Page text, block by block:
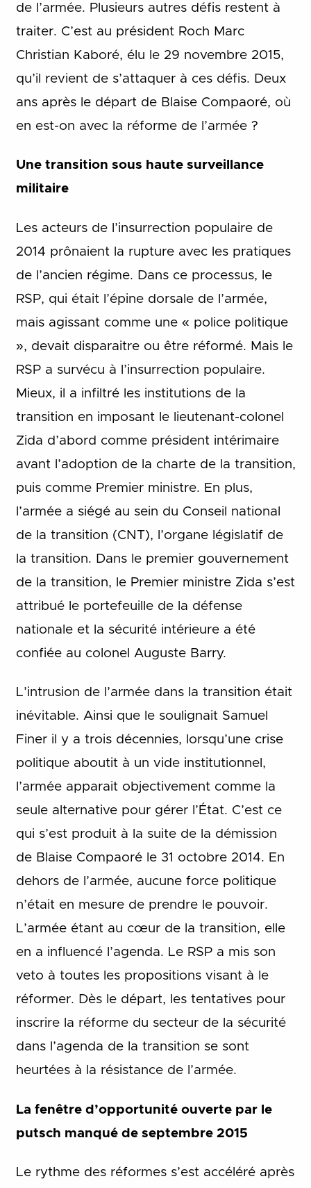
de l’armée. Plusieurs autres défis restent à
traiter. C’est au président Roch Marc
Christian Kaboré, élu le 29 novembre 2015,
qu’il revient de s’attaquer à ces défis. Deux
ans après le départ de Blaise Compaoré, où
en est-on avec la réforme de l’armée ?
Une transition sous haute surveillance
militaire
Les acteurs de l’insurrection populaire de
2014 prônaient la rupture avec les pratiques
de l’ancien régime. Dans ce processus, le
RSP, qui était l’épine dorsale de l’armée,
mais agissant comme une « police politique
», devait disparaitre ou être réformé. Mais le
RSP a survécu à l’insurrection populaire.
Mieux, il a infiltré les institutions de la
transition en imposant le lieutenant-colonel
Zida d’abord comme président intérimaire
avant l’adoption de la charte de la transition,
puis comme Premier ministre. En plus,
l’armée a siégé au sein du Conseil national
de la transition (CNT), l’organe législatif de
la transition. Dans le premier gouvernement
de la transition, le Premier ministre Zida s’est
attribué le portefeuille de la défense
nationale et la sécurité intérieure a été
confiée au colonel Auguste Barry.
L’intrusion de l’armée dans la transition était
inévitable. Ainsi que le soulignait Samuel
Finer il y a trois décennies, lorsqu’une crise
politique aboutit à un vide institutionnel,
l’armée apparait objectivement comme la
seule alternative pour gérer l’État. C’est ce
qui s’est produit à la suite de la démission
de Blaise Compaoré le 31 octobre 2014. En
dehors de l’armée, aucune force politique
n’était en mesure de prendre le pouvoir.
L’armée étant au cœur de la transition, elle
en a influencé l’agenda. Le RSP a mis son
veto à toutes les propositions visant à le
réformer. Dès le départ, les tentatives pour
inscrire la réforme du secteur de la sécurité
dans l’agenda de la transition se sont
heurtées à la résistance de l’armée.
La fenêtre d’opportunité ouverte par le
putsch manqué de septembre 2015
Le rythme des réformes s’est accéléré après